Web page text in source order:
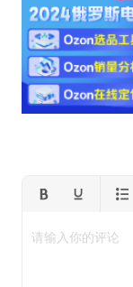
请输入你的评论